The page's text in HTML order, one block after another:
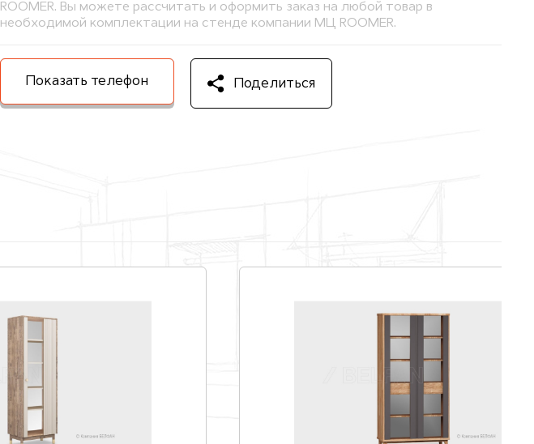
ROOMER. Вы можете рассчитать и оформить заказ на любой товар в
необходимой комплектации на стенде компании МЦ ROOMER.
Показать телефон Поделиться